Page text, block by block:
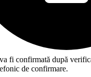
fi confirmată după
de confirmare.